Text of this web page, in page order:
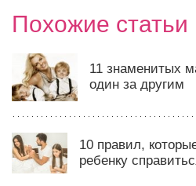
Похожие статьи
11 знаменитых
один за другим
10 правил,
ребенку